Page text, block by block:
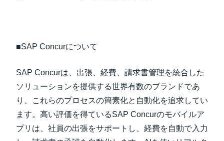
■SAP Concurについて
SAP Concurは、出張、経費、請求書管理を統合した
ソリューションを提供する世界有数のブランドであ
り、これらのプロセスの簡素化と自動化を追求してい
ます。高い評価を得ているSAP Concurのモバイルア
プリは、社員の出張をサポートし、経費を自動で入力